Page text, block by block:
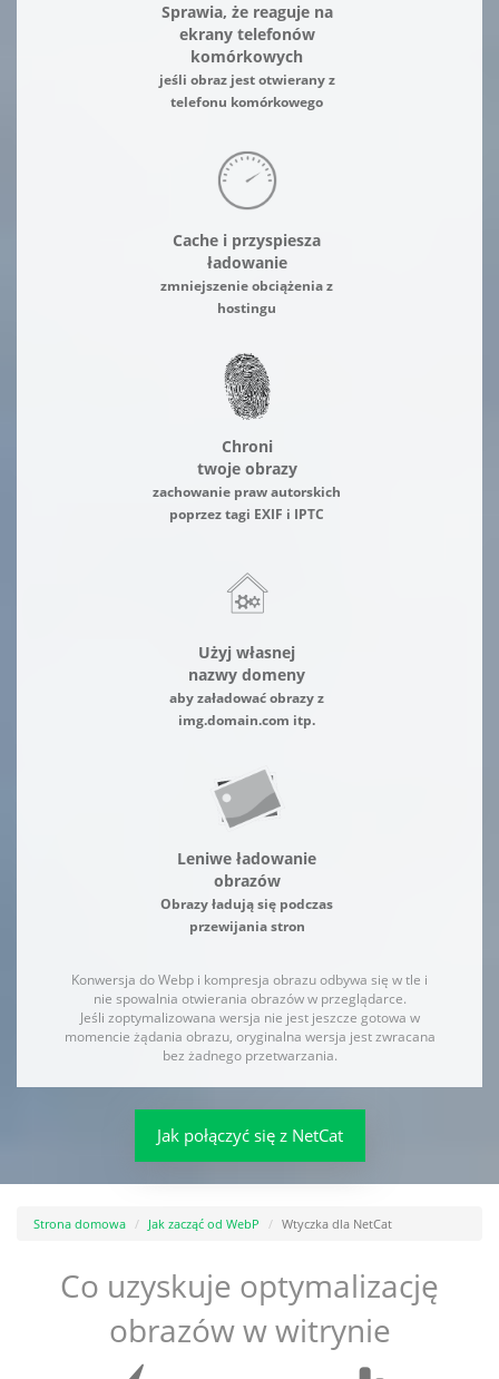
Sprawia, że reaguje na
ekrany telefonów
komórkowych
jeśli obraz jest otwierany z
telefonu komórkowego
Cache i przyspiesza
ładowanie
zmniejszenie obciążenia z
hostingu
Chroni
twoje obrazy
zachowanie praw autorskich
poprzez tagi EXIF i IPTC
Użyj własnej
nazwy domeny
aby załadować obrazy z
img.domain.com itp.
Leniwe ładowanie
obrazów
Obrazy ładują się podczas
przewijania stron
Konwersja do Webp i kompresja obrazu odbywa się w tle i
nie spowalnia otwierania obrazów w przeglądarce.
Jeśli zoptymalizowana wersja nie jest jeszcze gotowa w
momencie żądania obrazu, oryginalna wersja jest zwracana
bez żadnego przetwarzania.
Jak połączyć się z NetCat
Strona domowa Jak zacząć od WebP Wtyczka dla NetCat
Co uzyskuje optymalizację
obrazów w witrynie